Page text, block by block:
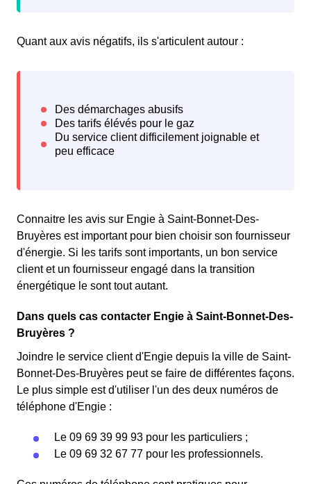
Quant aux avis négatifs, ils s'articulent autour :
Connaitre les avis sur Engie à Saint-Bonnet-Des-
Bruyères est important pour bien choisir son fournisseur
d'énergie. Si les tarifs sont importants, un bon service
client et un fournisseur engagé dans la transition
énergétique le sont tout autant.
Dans quels cas contacter Engie à Saint-Bonnet-Des-
Bruyères ?
Joindre le service client d'Engie depuis la ville de Saint-
Bonnet-Des-Bruyères peut se faire de différentes façons.
Le plus simple est d'utiliser l'un des deux numéros de
téléphone d'Engie :
Le 09 69 39 99 93 pour les particuliers ;
Le 09 69 32 67 77 pour les professionnels.